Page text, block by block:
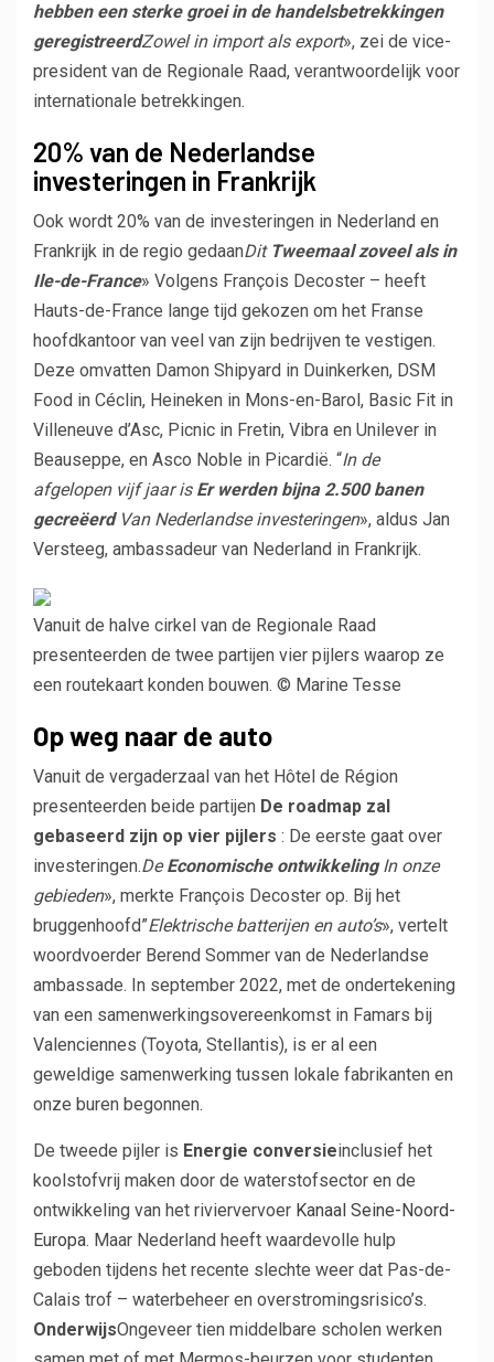
hebben een sterke groei in de handelsbetrekkingen
geregistreerdZowel in import als export», zei de vice-
president van de Regionale Raad, verantwoordelijk voor
internationale betrekkingen.
20% van de Nederlandse
investeringen in Frankrijk
Ook wordt 20% van de investeringen in Nederland en
Frankrijk in de regio gedaanDit Tweemaal zoveel als in
Ile-de-France» Volgens François Decoster – heeft
Hauts-de-France lange tijd gekozen om het Franse
hoofdkantoor van veel van zijn bedrijven te vestigen.
Deze omvatten Damon Shipyard in Duinkerken, DSM
Food in Céclin, Heineken in Mons-en-Barol, Basic Fit in
Villeneuve d’Asc, Picnic in Fretin, Vibra en Unilever in
Beauseppe, en Asco Noble in Picardië. “In de
afgelopen vijf jaar is Er werden bijna 2.500 banen
gecreëerdVan Nederlandse investeringen», aldus Jan
Versteeg, ambassadeur van Nederland in Frankrijk.
Vanuit de halve cirkel van de Regionale Raad
presenteerden de twee partijen vier pijlers waarop ze
een routekaart konden bouwen. © Marine Tesse
Op weg naar de auto
Vanuit de vergaderzaal van het Hôtel de Région
presenteerden beide partijen De roadmap zal
gebaseerd zijn op vier pijlers : De eerste gaat over
investeringen.DeEconomische ontwikkelingIn onze
gebieden», merkte François Decoster op. Bij het
bruggenhoofd”Elektrische batterijen en auto’s», vertelt
woordvoerder Berend Sommer van de Nederlandse
ambassade. In september 2022, met de ondertekening
van een samenwerkingsovereenkomst in Famars bij
Valenciennes (Toyota, Stellantis), is er al een
geweldige samenwerking tussen lokale fabrikanten en
onze buren begonnen.
De tweede pijler is Energie conversieinclusief het
koolstofvrij maken door de waterstofsector en de
ontwikkeling van het riviervervoer Kanaal Seine-Noord-
Europa. Maar Nederland heeft waardevolle hulp
geboden tijdens het recente slechte weer dat Pas-de-
Calais trof – waterbeheer en overstromingsrisico’s.
OnderwijsOngeveer tien middelbare scholen werken